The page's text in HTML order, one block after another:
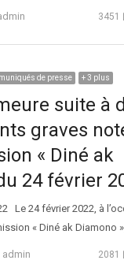
3451
de presse + 3 plus
suite à
graves
« Diné ak
24 février
Le 24 février 2022, à
« Diné ak Diamono
Auteur
admin 2081